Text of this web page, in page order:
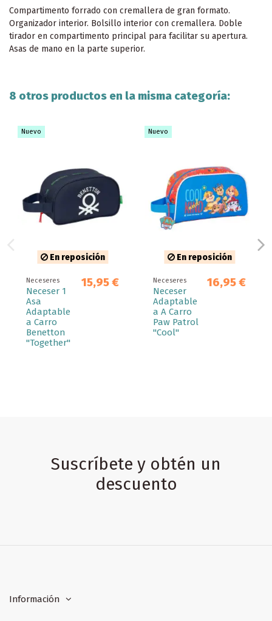
Compartimento forrado con cremallera de gran formato.
Organizador interior. Bolsillo interior con cremallera. Doble
tirador en compartimento principal para facilitar su apertura.
Asas de mano en la parte superior.
8 otros productos en la misma categoría:
Nuevo
En reposición
Neceseres
Neceser 1
Asa
Adaptable
a Carro
Benetton
"Together"
15,95 €
Nuevo
En reposición
Neceseres
Neceser
Adaptable
a A Carro
Paw Patrol
"Cool"
16,95 €
Suscríbete y obtén un
descuento
Información